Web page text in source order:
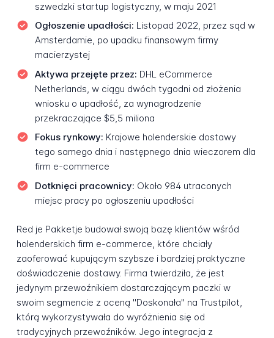
szwedzki startup logistyczny, w maju 2021
Ogłoszenie upadłości: Listopad 2022, przez sąd w
Amsterdamie, po upadku finansowym firmy
macierzystej
Aktywa przejęte przez: DHL eCommerce
Netherlands, w ciągu dwóch tygodni od złożenia
wniosku o upadłość, za wynagrodzenie
przekraczające $5,5 miliona
Fokus rynkowy: Krajowe holenderskie dostawy
tego samego dnia i następnego dnia wieczorem dla
firm e-commerce
Dotknięci pracownicy: Około 984 utraconych
miejsc pracy po ogłoszeniu upadłości
Red je Pakketje budował swoją bazę klientów wśród
holenderskich firm e-commerce, które chciały
zaoferować kupującym szybsze i bardziej praktyczne
doświadczenie dostawy. Firma twierdziła, że jest
jedynym przewoźnikiem dostarczającym paczki w
swoim segmencie z oceną "Doskonała" na Trustpilot,
którą wykorzystywała do wyróżnienia się od
tradycyjnych przewoźników. Jego integracja z